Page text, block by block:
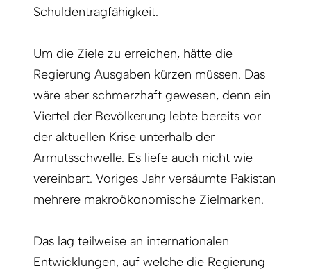
Schuldentragfähigkeit.
Um die Ziele zu erreichen, hätte die
Regierung Ausgaben kürzen müssen. Das
wäre aber schmerzhaft gewesen, denn ein
Viertel der Bevölkerung lebte bereits vor
der aktuellen Krise unterhalb der
Armutsschwelle. Es liefe auch nicht wie
vereinbart. Voriges Jahr versäumte Pakistan
mehrere makroökonomische Zielmarken.
Das lag teilweise an internationalen
Entwicklungen, auf welche die Regierung